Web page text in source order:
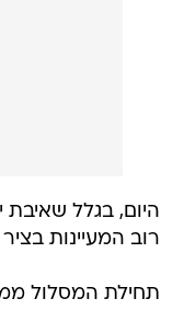
היום, בגלל
רוב המעיינות בציר
תחילת המסלול